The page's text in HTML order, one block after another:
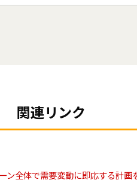
関連リンク
全体で需要変動に即応する計画